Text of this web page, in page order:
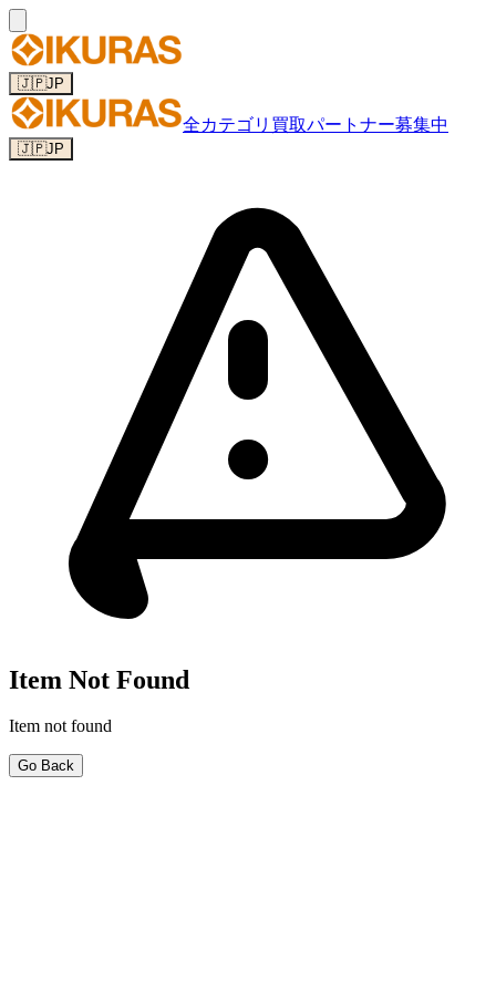
🇯🇵JP
全カテゴリ 買取パートナー募集中
🇯🇵JP
Item Not Found
Item not found
Go Back